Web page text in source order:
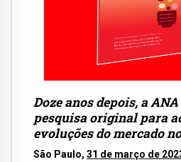
Doze anos depois, a
pesquisa original para
evoluções do mercado
São Paulo, 31 de março de